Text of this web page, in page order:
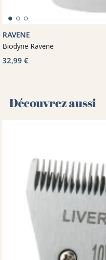
RAVENE
Biodyne Ravene
32,99 €
Découvrez aussi 🌻